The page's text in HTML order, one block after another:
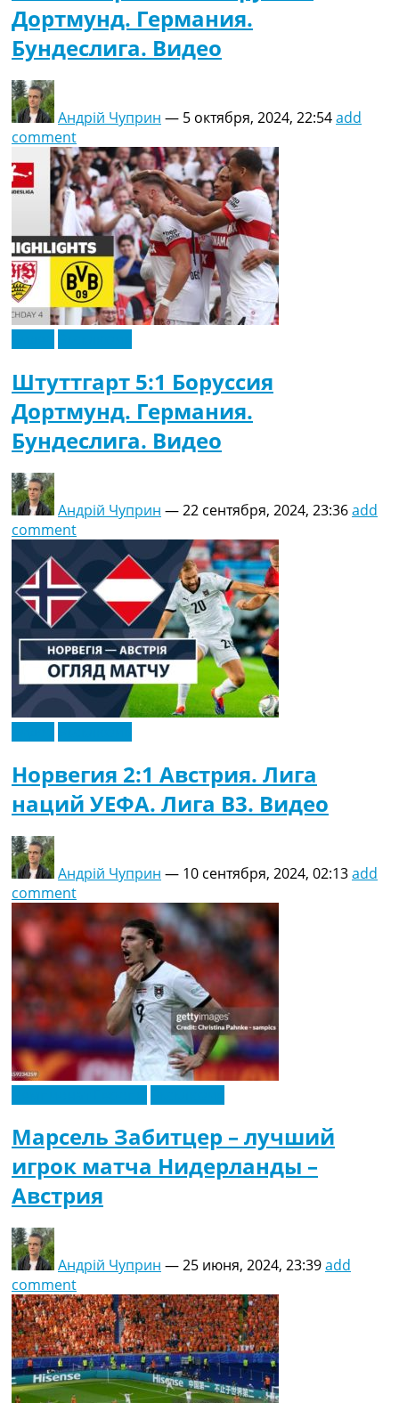
Дортмунд. Германия.
Бундеслига. Видео
Андрій Чуприн — 5 октября, 2024, 22:54add
comment
Штуттгарт 5:1 Боруссия
Дортмунд. Германия.
Бундеслига. Видео
Андрій Чуприн —22 сентября, 2024, 23:36add
comment
Норвегия 2:1 Австрия. Лига
наций УЕФА. Лига B3. Видео
Андрій Чуприн — 10 сентября, 2024, 02:13add
comment
Марсель Забитцер – лучший
игрок матча Нидерланды –
Австрия
Андрій Чуприн —25 июня, 2024, 23:39add
comment